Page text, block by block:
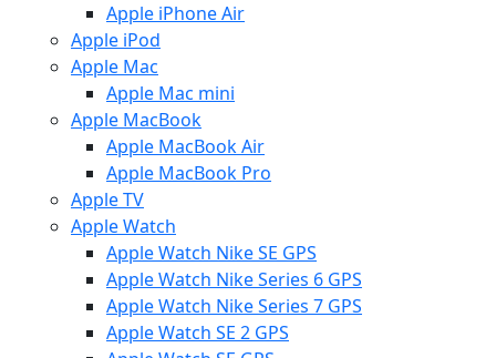
Apple iPhone Air
Apple iPod
Apple Mac
Apple Mac mini
Apple MacBook
Apple MacBook Air
Apple MacBook Pro
Apple TV
Apple Watch
Apple Watch Nike SE GPS
Apple Watch Nike Series 6 GPS
Apple Watch Nike Series 7 GPS
Apple Watch SE 2 GPS